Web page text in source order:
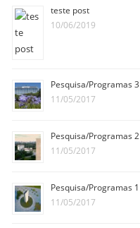
teste post
10/06/2019
Pesquisa/Programas 3
11/05/2017
Pesquisa/Programas 2
11/05/2017
Pesquisa/Programas 1
11/05/2017